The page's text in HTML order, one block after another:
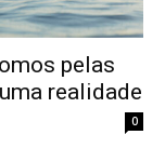
pelas
realidade
0